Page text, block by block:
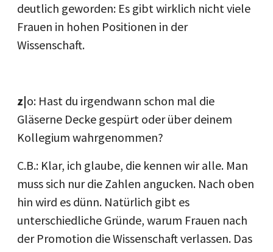
deutlich geworden: Es gibt wirklich nicht viele
Frauen in hohen Positionen in der
Wissenschaft.
z|o: Hast du irgendwann schon mal die
Gläserne Decke gespürt oder über deinem
Kollegium wahrgenommen?
C.B.: Klar, ich glaube, die kennen wir alle. Man
muss sich nur die Zahlen angucken. Nach oben
hin wird es dünn. Natürlich gibt es
unterschiedliche Gründe, warum Frauen nach
der Promotion die Wissenschaft verlassen. Das